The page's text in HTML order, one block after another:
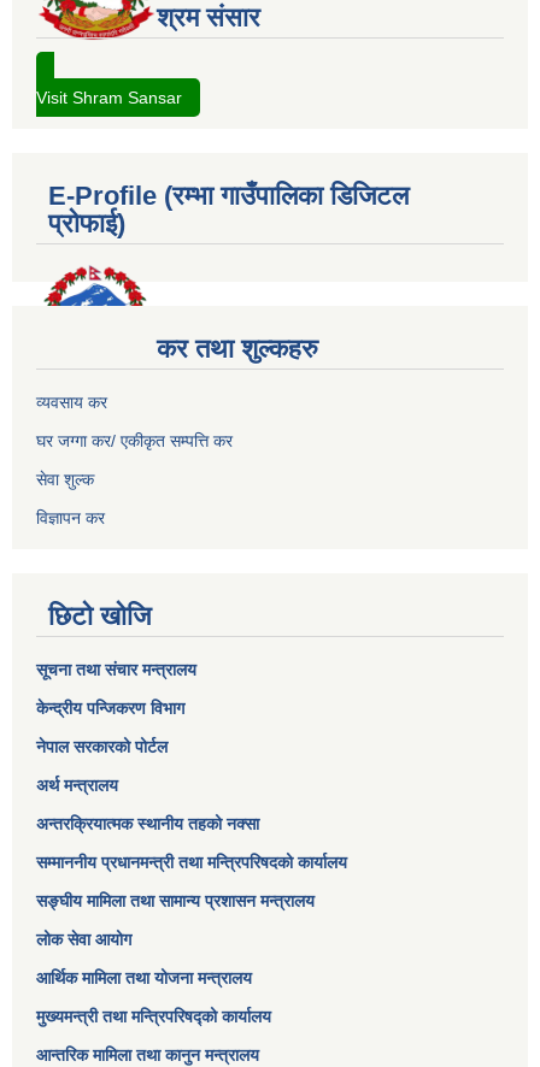
श्रम संसार
Visit Shram Sansar
E-Profile (रम्भा गाउँपालिका डिजिटल
प्रोफाई)
कर तथा शुल्कहरु
व्यवसाय कर
घर जग्गा कर/ एकीकृत सम्पत्ति कर
सेवा शुल्क
विज्ञापन कर
छिटो खोजि
सूचना तथा संचार मन्त्रालय
केन्द्रीय पन्जिकरण विभाग
नेपाल सरकारको पोर्टल
अर्थ मन्त्रालय
अन्तरक्रियात्मक स्थानीय तहको नक्सा
सम्माननीय प्रधानमन्त्री तथा मन्त्रिपरिषद‌को कार्यालय
सङ्‍घीय मामिला तथा सामान्य प्रशासन मन्त्रालय
लोक सेवा आयोग
आर्थिक मामिला तथा योजना मन्त्रालय​
मुख्यमन्त्री तथा मन्त्रिपरिषद्को कार्यालय
आन्तरिक मामिला तथा कानुन मन्त्रालय